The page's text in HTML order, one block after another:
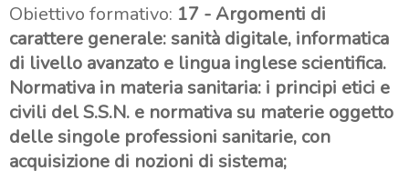
Obiettivo formativo: 17 - Argomenti di
carattere generale: sanità digitale, informatica
di livello avanzato e lingua inglese scientifica.
Normativa in materia sanitaria: i principi etici e
civili del S.S.N. e normativa su materie oggetto
delle singole professioni sanitarie, con
acquisizione di nozioni di sistema;